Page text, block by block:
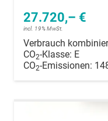
27.720,– €
incl. 19% MwSt.
Verbrauch
CO2-Klasse: E
CO2-Emissionen: